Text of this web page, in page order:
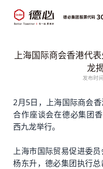
上海国际商会香港代
龙
发布时
2月5日，上海国际商会
合作座谈会在德必集团
西九龙举行。
上海市国际贸易促进委
杨东升，德必集团执行